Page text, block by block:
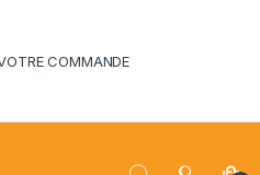
COMMANDE